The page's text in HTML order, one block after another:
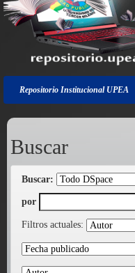
Repositorio Institucional UPEA
Buscar
Buscar:
por
Filtros actuales: